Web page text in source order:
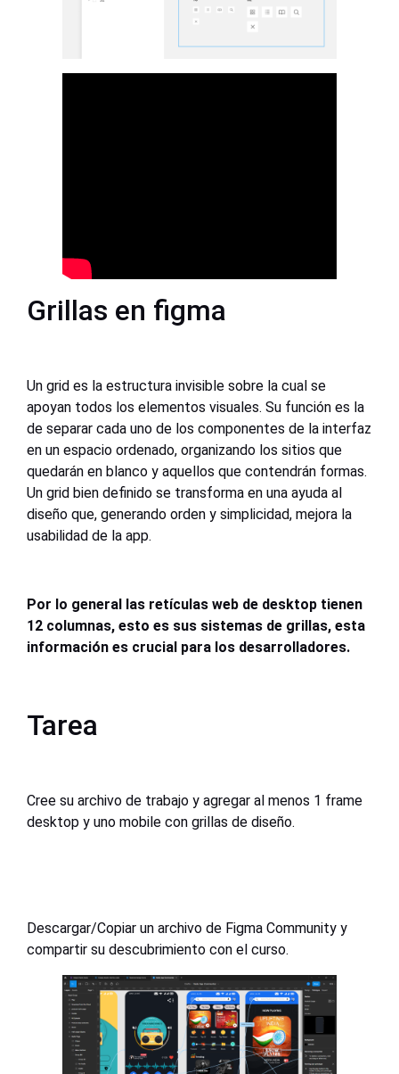
Grillas en figma
Un grid es la estructura invisible sobre la cual se
apoyan todos los elementos visuales. Su función es la
de separar cada uno de los componentes de la interfaz
en un espacio ordenado, organizando los sitios que
quedarán en blanco y aquellos que contendrán formas.
Un grid bien definido se transforma en una ayuda al
diseño que, generando orden y simplicidad, mejora la
usabilidad de la app.
Por lo general las retículas web de desktop tienen
12 columnas, esto es sus sistemas de grillas, esta
información es crucial para los desarrolladores.
Tarea
Cree su archivo de trabajo y agregar al menos 1 frame
desktop y uno mobile con grillas de diseño.
Descargar/Copiar un archivo de Figma Community y
compartir su descubrimiento con el curso.